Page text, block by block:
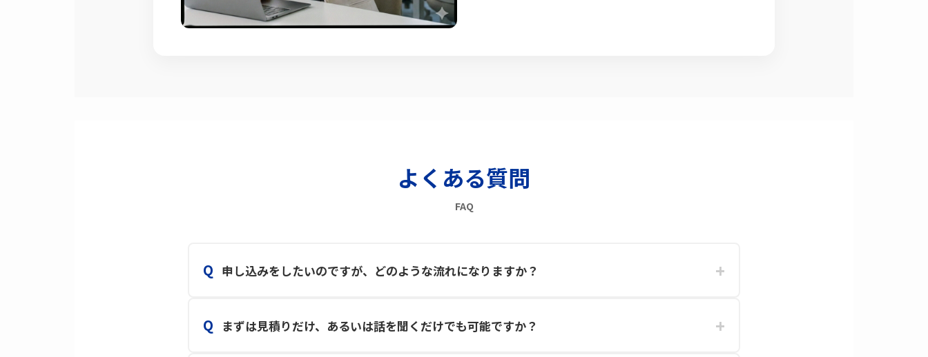
よくある質問
FAQ
申し込みをしたいのですが、どのような流れになりますか？
まずは見積りだけ、あるいは話を聞くだけでも可能ですか？